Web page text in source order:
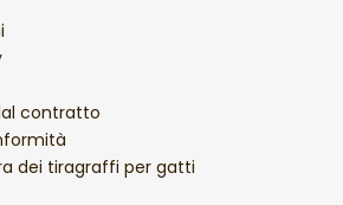
contratto
dei tiragraffi per gatti